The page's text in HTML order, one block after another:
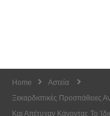
Home
Αστεία
Ξεκαρδιστικές
Και Απέτυχαν Κάνοντας Το